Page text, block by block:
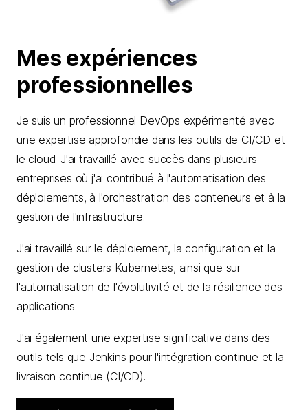
Mes expériences
professionnelles
Je suis un professionnel DevOps expérimenté avec
une expertise approfondie dans les outils de CI/CD et
le cloud. J'ai travaillé avec succès dans plusieurs
entreprises où j'ai contribué à l'automatisation des
déploiements, à l'orchestration des conteneurs et à la
gestion de l'infrastructure.
J'ai travaillé sur le déploiement, la configuration et la
gestion de clusters Kubernetes, ainsi que sur
l'automatisation de l'évolutivité et de la résilience des
applications.
J'ai également une expertise significative dans des
outils tels que Jenkins pour l'intégration continue et la
livraison continue (CI/CD).